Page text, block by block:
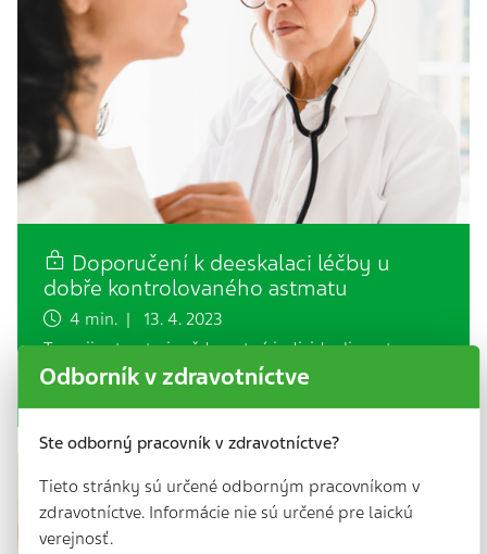
Doporučení k deeskalaci léčby u
dobře kontrolovaného astmatu
4 min. | 13. 4. 2023
Terapii astmatu je vždy nutné individualizovat pro
každého pacienta zvlášť. Cílem je najít pro každého
pacienta v danou chvíli léčbu…
Odborník v zdravotníctve
Ste odborný pracovník v zdravotníctve?
Tieto stránky sú určené odborným pracovníkom v
zdravotníctve. Informácie nie sú určené pre laickú
verejnosť.